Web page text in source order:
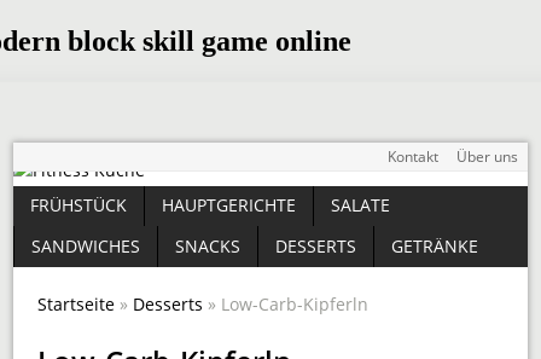
Kontakt Über uns
FRÜHSTÜCK HAUPTGERICHTE
SALATE
SANDWICHES
SNACKS DESSERTS GETRÄNKE
Startseite » Desserts » Low-Carb-Kipferln